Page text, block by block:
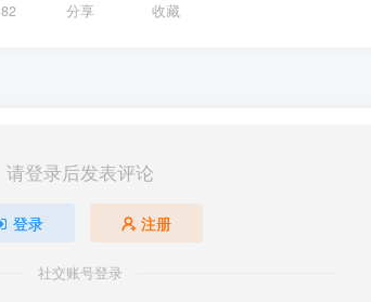
82 分享 收藏
请登录后发表评论
登录 注册
社交账号登录